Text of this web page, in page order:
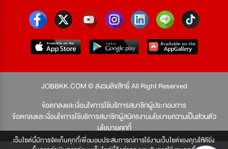
เว็บไซต์นี้มีการจัดเก็บคุกกี้เพื่อมอบประสบการณ์การใช้งานเว็บไซต์ของคุณให้ดียิ่ง
JOBBKK.COM © สงวนลิขสิทธิ์ All Right Reserved
ข้อตกลงและเงื่อนไขการใช้บริการสมาชิกผู้ประกอบการ
ข้อตกลงและเงื่อนไขการใช้บริการสมาชิกผู้สมัครงานนโยบายความเป็นส่วนตัว
นโยบายคุกกี้